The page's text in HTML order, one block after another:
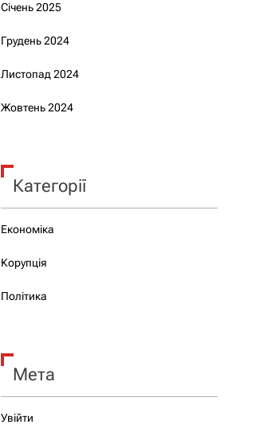
Січень 2025
Грудень 2024
Листопад 2024
Жовтень 2024
Категорії
Економіка
Корупція
Політика
Мета
Увійти